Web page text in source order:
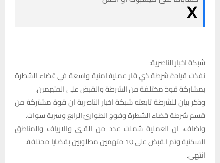
شبكة اخبار الناصرية:
نفذت قيادة شرطة ذي قار عملية امنية واسعة في قضاء الشطرة
بمشاركة قوة مختلفة من الشرطة والقبض على المتهمين.
وذكر بيان للشرطة تابعته شبكة اخبار الناصرية ان قوة مشتركة من
قسم شرطة قضاء الشطرة وفوج الطوارئ الرابع وسرية سوات.
واضاف، ان العملية شملت عدد من القرى والارياف والمناطق
السكنية وتم القبض على 10 متهمين مطلوبين بقضايا مختلفة.
انتهى.